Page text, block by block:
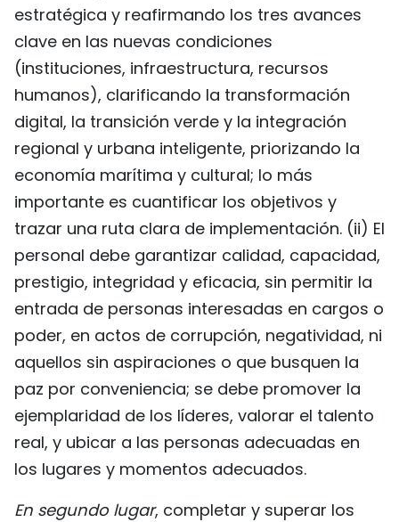
estratégica y reafirmando los tres avances
clave en las nuevas condiciones
(instituciones, infraestructura, recursos
humanos), clarificando la transformación
digital, la transición verde y la integración
regional y urbana inteligente, priorizando la
economía marítima y cultural; lo más
importante es cuantificar los objetivos y
trazar una ruta clara de implementación. (ii) El
personal debe garantizar calidad, capacidad,
prestigio, integridad y eficacia, sin permitir la
entrada de personas interesadas en cargos o
poder, en actos de corrupción, negatividad, ni
aquellos sin aspiraciones o que busquen la
paz por conveniencia; se debe promover la
ejemplaridad de los líderes, valorar el talento
real, y ubicar a las personas adecuadas en
los lugares y momentos adecuados.
En segundo lugar, completar y superar los